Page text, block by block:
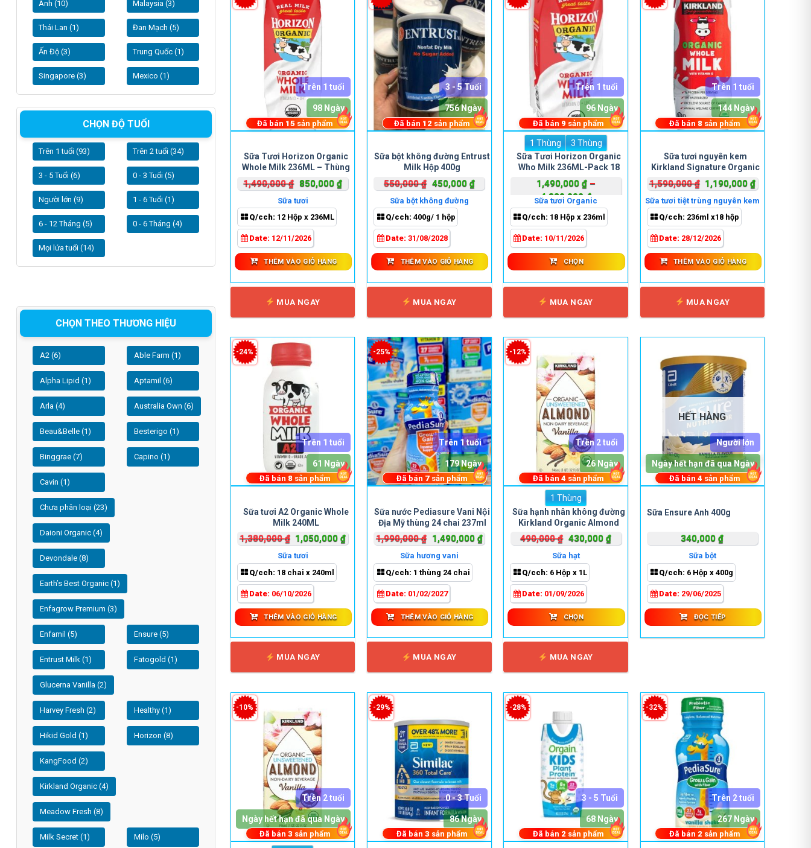
Anh (10) Malaysia (3)
Thái Lan (1) Đan Mạch (5)
Ấn Độ (3) Trung Quốc (1)
Singapore (3) Mexico (1)
CHỌN ĐỘ TUỔI
Trên 1 tuổi (93) Trên 2 tuổi (34)
3 - 5 Tuổi (6) 0 - 3 Tuổi (5)
Người lớn (9) 1 - 6 Tuổi (1)
6 - 12 Tháng (5) 0 - 6 Tháng (4)
Mọi lứa tuổi (14)
CHỌN THEO THƯƠNG HIỆU
A2 (6) Able Farm (1)
Alpha Lipid (1) Aptamil (6)
Arla (4) Australia Own (6)
Beau&Belle (1) Besterigo (1)
Binggrae (7) Capino (1)
Cavin (1)
Chưa phân loại (23)
Daioni Organic (4)
Devondale (8)
Earth’s Best Organic (1)
Enfagrow Premium (3)
Enfamil (5) Ensure (5)
Entrust Milk (1) Fatogold (1)
Glucerna Vanilla (2)
Harvey Fresh (2) Healthy (1)
Hikid Gold (1) Horizon (8)
KangFood (2)
Kirkland Organic (4)
Meadow Fresh (8)
Milk Secret (1) Milo (5)
Sữa Tươi Horizon Organic
Whole Milk 236ML – Thùng
12 Hộp
1,490,000₫ Giá
gốc
là:
1,490,000 ₫.
850,000 ₫Giá
850,000 ₫.
Sữa tươi
Q/cch: 12 Hộp x 236ML
Date: 12/11/2026
Trên 1 tuổi
98 Ngày
Đã bán 15 sản phẩm
THÊM VÀO GIỎ HÀNG
MUA NGAY
Sữa bột không đường Entrust
Milk Hộp 400g
550,000₫ Giá
gốc
là:
550,000 ₫.
450,000 ₫Giá
450,000 ₫.
Sữa bột không đường
Q/cch:400g/ 1 hộp
Date:31/08/2028
3 - 5 Tuổi
756 Ngày
Đã bán 12sản phẩm
THÊM VÀO GIỎ HÀNG
MUA NGAY
1 Thùng
3 Thùng
Sữa Tươi Horizon Organic
Who Milk 236ML-Pack 18
1,490,000 ₫ –
4,330,000 ₫Khoảng
giá:
từ
Sữa tươi Organic
Q/cch: 18 Hộp x 236ml
Date: 10/11/2026
Trên 1 tuổi
96 Ngày
Đã bán 9sản phẩm
CHỌN
Sản
phẩm
này
có
nhiều
biến
thể.
Các
tùy
chọn
có
trên
sản
phẩm
MUA NGAY
Sữa tươi nguyên kem
Kirkland Signature Organic
Whole Milk
1,590,000₫ Giá
là:
1,590,000 ₫.
1,190,000₫Giá
Sữa tươi tiệt trùng nguyên kem
Q/cch: 236ml x18 hộp
Date: 28/12/2026
Trên 1 tuổi
144 Ngày
Đã bán 8 sản phẩm
THÊM VÀO GIỎ HÀNG
MUA NGAY
-24%
Sữa tươi A2 Organic Whole
Milk 240ML
1,380,000₫ Giá
gốc
là:
1,380,000 ₫.
1,050,000₫Giá
1,050,000 ₫.
Sữa tươi
Q/cch: 18 chai x 240ml
Date: 06/10/2026
Trên 1 tuổi
61 Ngày
Đã bán 8 sản phẩm
THÊM VÀO GIỎ HÀNG
MUA NGAY
-25%
Sữa nước Pediasure Vani Nội
Địa Mỹ thùng 24 chai 237ml
(20%)
1,990,000₫ Giá
là:
1,990,000 ₫.
1,490,000 ₫Giá
1,490,000 ₫.
Sữa hương vani
Q/cch: 1 thùng 24 chai
Date: 01/02/2027
Trên 1 tuổi
179 Ngày
Đã bán 7sản phẩm
THÊM VÀO GIỎ HÀNG
MUA NGAY
-12%
1 Thùng
Sữa hạnh nhân không đường
Kirkland Organic Almond
946ml
490,000₫ Giá
gốc
là:
490,000 ₫.
430,000 ₫Giá
430,000 ₫.
Sữa hạt
Q/cch: 6 Hộp x 1L
Date: 01/09/2026
Trên 2 tuổi
26 Ngày
Đã bán 4 sản phẩm
CHỌN
Sản
phẩm
này
có
nhiều
biến
thể.
Các
tùy
chọn
có
thể
trên
sản
phẩm
MUA NGAY
HẾT HÀNG
Sữa Ensure Anh 400g
340,000₫
Sữa bột
Q/cch: 6 Hộp x 400g
Date: 29/06/2025
Người lớn
Ngày hết hạn đã qua Ngày
Đã bán4 sản phẩm
ĐỌC TIẾP
-10%
Trên 2 tuổi
Ngày hết hạn đã qua Ngày
Đã bán3 sản phẩm
-29%
0 - 3 Tuổi
86 Ngày
Đã bán 3sản phẩm
-28%
3 - 5 Tuổi
68 Ngày
Đã bán 2sản phẩm
-32%
Trên 2 tuổi
267 Ngày
Đã bán 2 sản phẩm